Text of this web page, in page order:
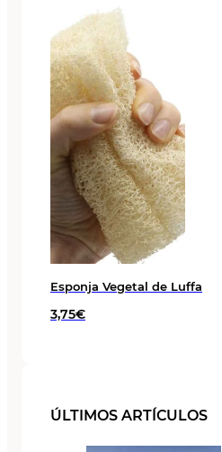
era:
9,95€.8,95€.
Esponja Vegetal de Luffa
3,75€
ÚLTIMOS ARTÍCULOS